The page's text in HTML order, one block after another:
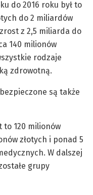
do 2016 roku był to
do 2 miliardów
z 2,5 miliarda do
140 milionów
rodzaje
zdrowotną.
są także
to 120 milionów
złotych i ponad 5
W dalszej
grupy